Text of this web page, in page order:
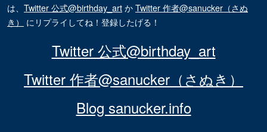
は、 Twitter 公式@birthday_artかTwitter 作者@sanucker（さぬ
き）
にリプライしてね！登録したげる！
Twitter 公式@birthday_art
Twitter 作者@sanucker（さぬき）
Blog sanucker.info